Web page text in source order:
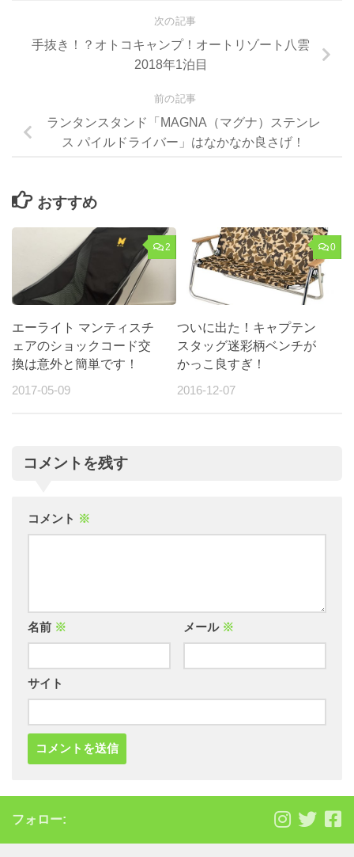
次の記事
手抜き！？オトコキャンプ！オートリゾート八雲
2018年1泊目
前の記事
ランタンスタンド「MAGNA（マグナ）ステンレ
ス パイルドライバー」はなかなか良さげ！
おすすめ
2
エーライト マンティスチ
ェアのショックコード交
換は意外と簡単です！
2017-05-09
0
ついに出た！キャプテン
スタッグ迷彩柄ベンチが
かっこ良すぎ！
2016-12-07
コメントを残す
コメント ※
名前 ※ メール ※
サイト
フォロー: